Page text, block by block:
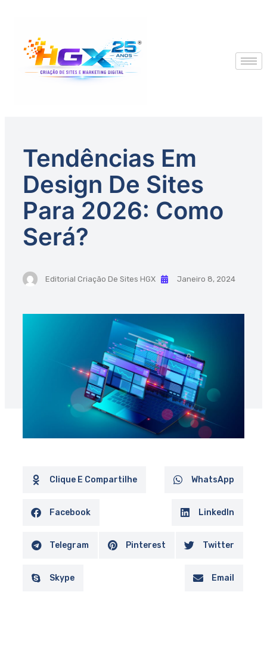
Tendências Em
Design De Sites
Para 2026: Como
Será?
Editorial Criação De Sites HGX Janeiro 8, 2024
Clique E Compartilhe WhatsApp
Facebook LinkedIn
Telegram Pinterest Twitter
Skype Email